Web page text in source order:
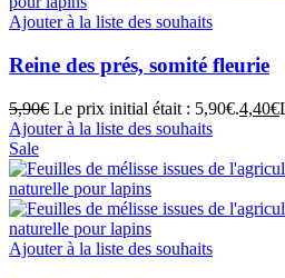
Ajouter à la liste des souhaits
Reine des prés, somité fleurie
5,90€ Le prix initial était : 5,90€.4,40€
Ajouter à la liste des souhaits
Sale
Ajouter à la liste des souhaits